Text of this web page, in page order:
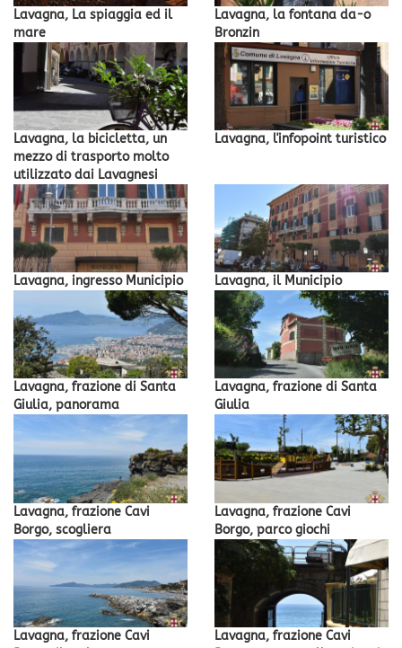
Lavagna, La spiaggia ed il
mare
Lavagna, la fontana da-o
Bronzin
Lavagna, la bicicletta, un
mezzo di trasporto molto
utilizzato dai Lavagnesi
Lavagna, l'infopoint turistico
Lavagna, ingresso Municipio Lavagna, il Municipio
Lavagna, frazione di Santa
Giulia, panorama
Lavagna, frazione di Santa
Giulia
Lavagna, frazione Cavi
Borgo, scogliera
Lavagna, frazione Cavi
Borgo, parco giochi
Lavagna, frazione Cavi
Lavagna, frazione Cavi